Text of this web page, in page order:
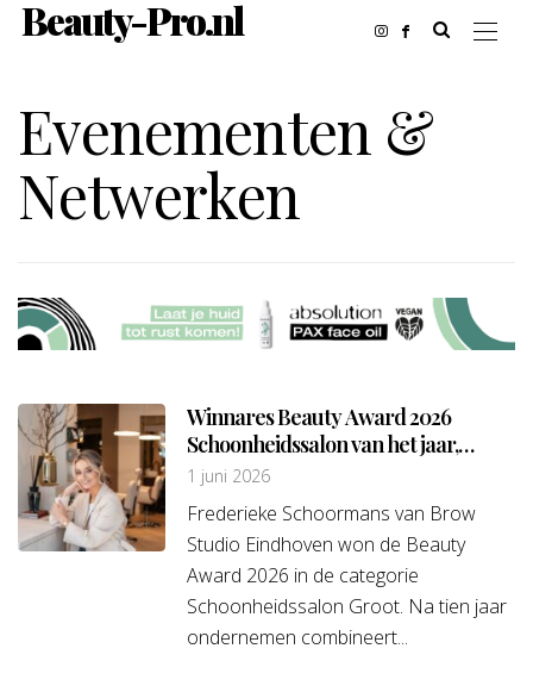
Beauty-Pro.nl
Evenementen &
Netwerken
Winnares Beauty Award 2026
Schoonheidssalon van het jaar,
groot: Frederieke Schoormans van
Browstudio Eindhoven
1 juni 2026
Frederieke Schoormans van Brow
Studio Eindhoven won de Beauty
Award 2026 in de categorie
Schoonheidssalon Groot. Na tien jaar
ondernemen combineert...